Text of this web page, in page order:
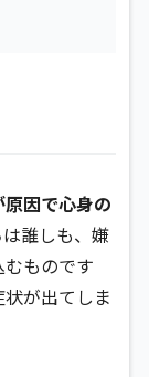
因で心身の
誰しも、嫌
ものです
が出てしま